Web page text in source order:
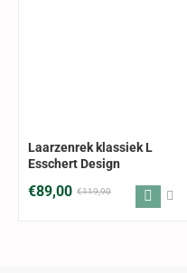
ALLEEN AFHALEN
Laarzenrek klassiek L
Esschert Design
€89,00 €119,90